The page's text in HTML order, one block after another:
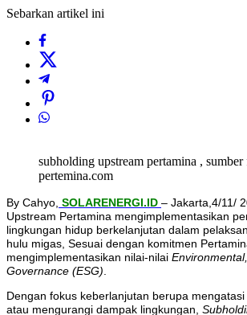
Sebarkan artikel ini
subholding upstream pertamina ,
pertemina.com
By Cahyo, SOLARENERGI.ID – Jakarta,4/11/
Upstream Pertamina mengimplementasikan
lingkungan hidup berkelanjutan dalam
hulu migas, Sesuai dengan komitmen
mengimplementasikan nilai-nilai
Governance (ESG).
Dengan fokus keberlanjutan berupa
atau mengurangi dampak lingkungan,